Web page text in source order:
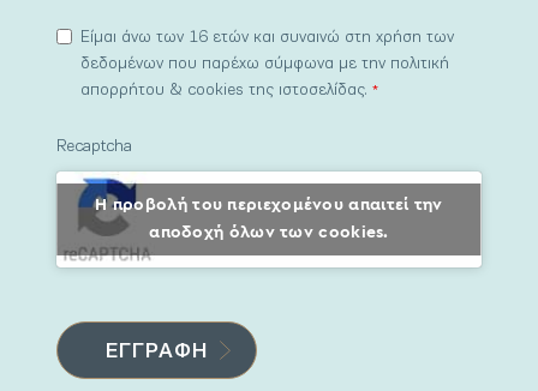
Είμαι άνω των 16 ετών και συναινώ στη χρήση των
δεδομένων που παρέχω σύμφωνα με την πολιτική
απορρήτου & cookies της ιστοσελίδας.*
Recaptcha
Η προβολή του περιεχομένου απαιτεί την
αποδοχή όλων των cookies.